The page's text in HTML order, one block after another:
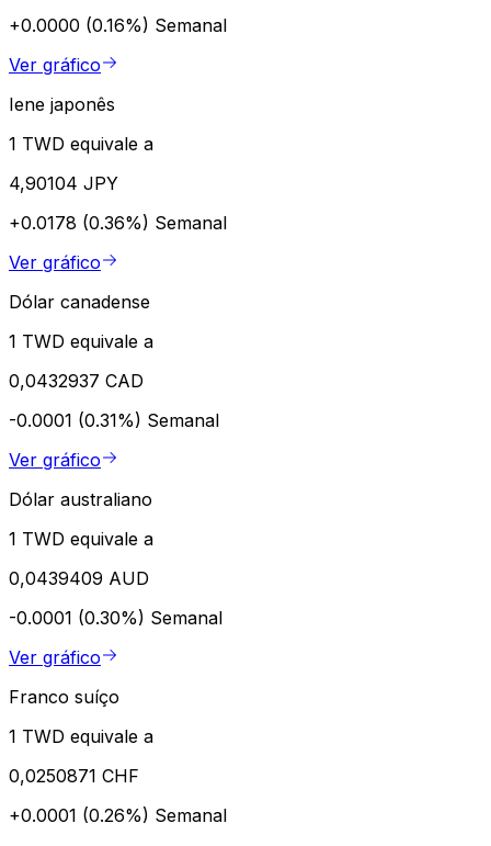
+0.0000 (0.16%) Semanal
Ver gráfico
Iene japonês
1 TWD equivale a
4,90104 JPY
+0.0178 (0.36%) Semanal
Ver gráfico
Dólar canadense
1 TWD equivale a
0,0432937 CAD
-0.0001 (0.31%) Semanal
Ver gráfico
Dólar australiano
1 TWD equivale a
0,0439409 AUD
-0.0001 (0.30%) Semanal
Ver gráfico
Franco suíço
1 TWD equivale a
0,0250871 CHF
+0.0001 (0.26%) Semanal